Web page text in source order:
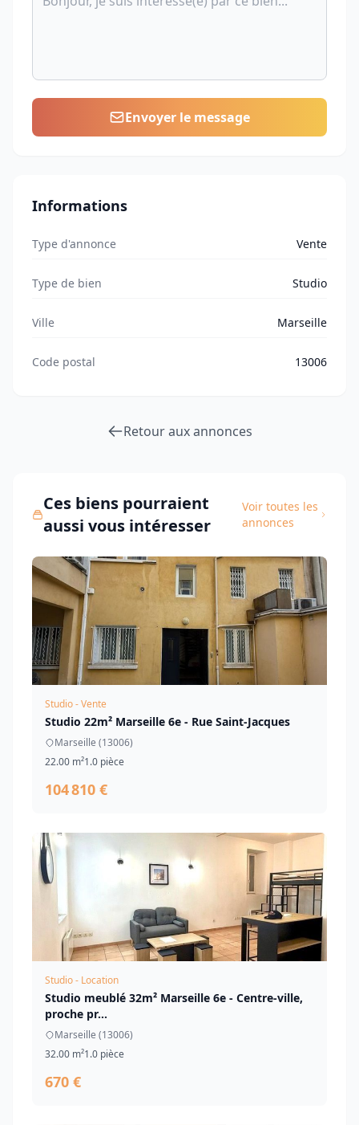
Envoyer le message
Informations
Type d'annonce Vente
Type de bien Studio
Ville Marseille
Code postal 13006
Retour aux annonces
Ces biens pourraient
aussi vous intéresser
Voir toutes les
annonces
Studio - Vente
Studio 22m² Marseille 6e - Rue Saint-Jacques
Marseille (13006)
22.00 m²1.0 pièce
104 810 €
Studio - Location
Studio meublé 32m² Marseille 6e - Centre-ville,
proche pr...
Marseille (13006)
32.00 m²1.0 pièce
670 €